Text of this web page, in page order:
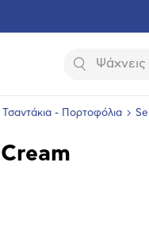
Αναζήτηση
Τσαντάκια - Πορτοφόλια